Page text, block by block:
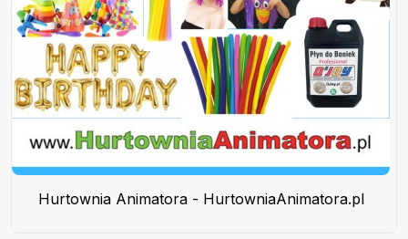
Hurtownia Animatora - HurtowniaAnimatora.pl